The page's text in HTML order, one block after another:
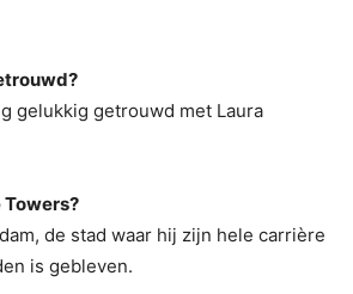
gelukkig getrouwd met Laura
Towers?
de stad waar hij zijn hele carrière
is gebleven.